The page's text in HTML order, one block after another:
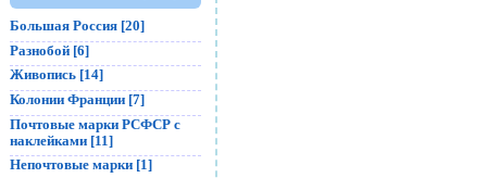
Большая Россия [20]
Разнобой [6]
Живопись [14]
Колонии Франции [7]
Почтовые марки РСФСР с
наклейками [11]
Непочтовые марки [1]